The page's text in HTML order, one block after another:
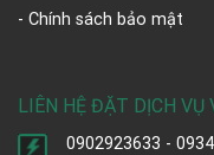
- Chính sách bảo mật
LIÊN HỆ ĐẶT DỊCH VỤ
0902923633 -